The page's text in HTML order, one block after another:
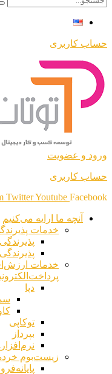
حساب کاربری
ورود و عضویت
حساب کاربری
TwitterYoutube Facebook
آنچه ما ارایه می‌کنیم
خدمات
خدمات
دپا
توکاپی
بپرداز
زیست‌بوم